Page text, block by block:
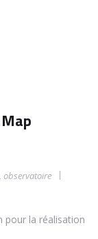
,observatoire
pour la réalisation